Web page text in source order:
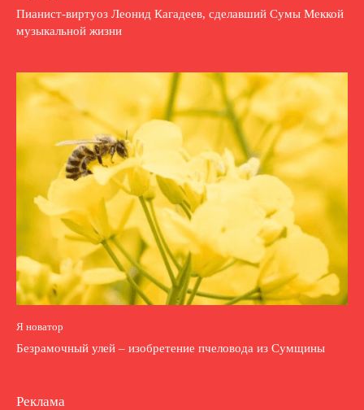
Пианист-виртуоз Леонид Кагадеев, сделавший Сумы Меккой
музыкальной жизни
Я новатор
Безрамочный улей – изобретение пчеловода из Сумщины
Реклама